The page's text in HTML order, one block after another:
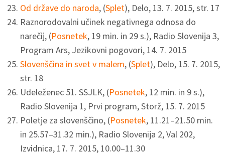
Od države do naroda, (Splet), Delo, 13. 7. 2015, str. 17
Raznorodovalni učinek negativnega odnosa do
narečij, (Posnetek, 19 min. in 29 s.), Radio Slovenija 3,
Program Ars, Jezikovni pogovori, 14. 7. 2015
Slovenščina in svet v malem, (Splet), Delo, 15. 7. 2015,
str. 18
Udeleženec 51. SSJLK, (Posnetek, 12 min. in 9 s.),
Radio Slovenija 1, Prvi program, Storž, 15. 7. 2015
Poletje za slovenščino, (Posnetek, 11.21–21.50 min.
in 25.57–31.32 min.), Radio Slovenija 2, Val 202,
Izvidnica, 17. 7. 2015, 10.00–11.30